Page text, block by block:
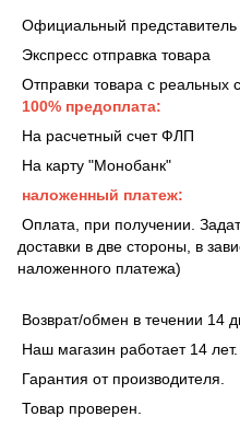
Официальный представитель
Экспресс отправка товара
Отправки товара с реальных
100% предоплата:
На расчетный счет ФЛП
На карту "Монобанк"
наложенный платеж:
Оплата, при получении.
доставки в две стороны, в
наложенного платежа)
Возврат/обмен в течении 14
Наш магазин работает 14 лет.
Гарантия от производителя.
Товар проверен.